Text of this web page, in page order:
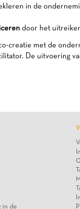
in de
door het
creatie met de
De uitvoering
in de